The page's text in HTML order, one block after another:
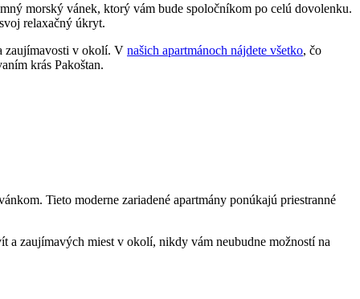
morský vánek, ktorý vám bude spoločníkom po celú dovolenku.
relaxačný úkryt.
zaujímavosti v okolí. V našich apartmánoch nájdete všetko, čo
krás Pakoštan.
Tieto moderne zariadené apartmány ponúkajú priestranné
a zaujímavých miest v okolí, nikdy vám neubudne možností na